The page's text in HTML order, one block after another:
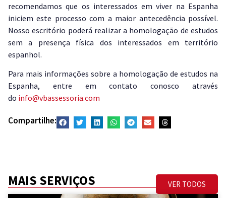
recomendamos que os interessados em viver na Espanha
iniciem este processo com a maior antecedência possível.
Nosso escritório poderá realizar a homologação de estudos
sem a presença física dos interessados em território
espanhol.
Para mais informações sobre a homologação de estudos na
Espanha, entre em contato conosco através
do info@vbassessoria.com
Compartilhe:
MAIS SERVIÇOS VER TODOS